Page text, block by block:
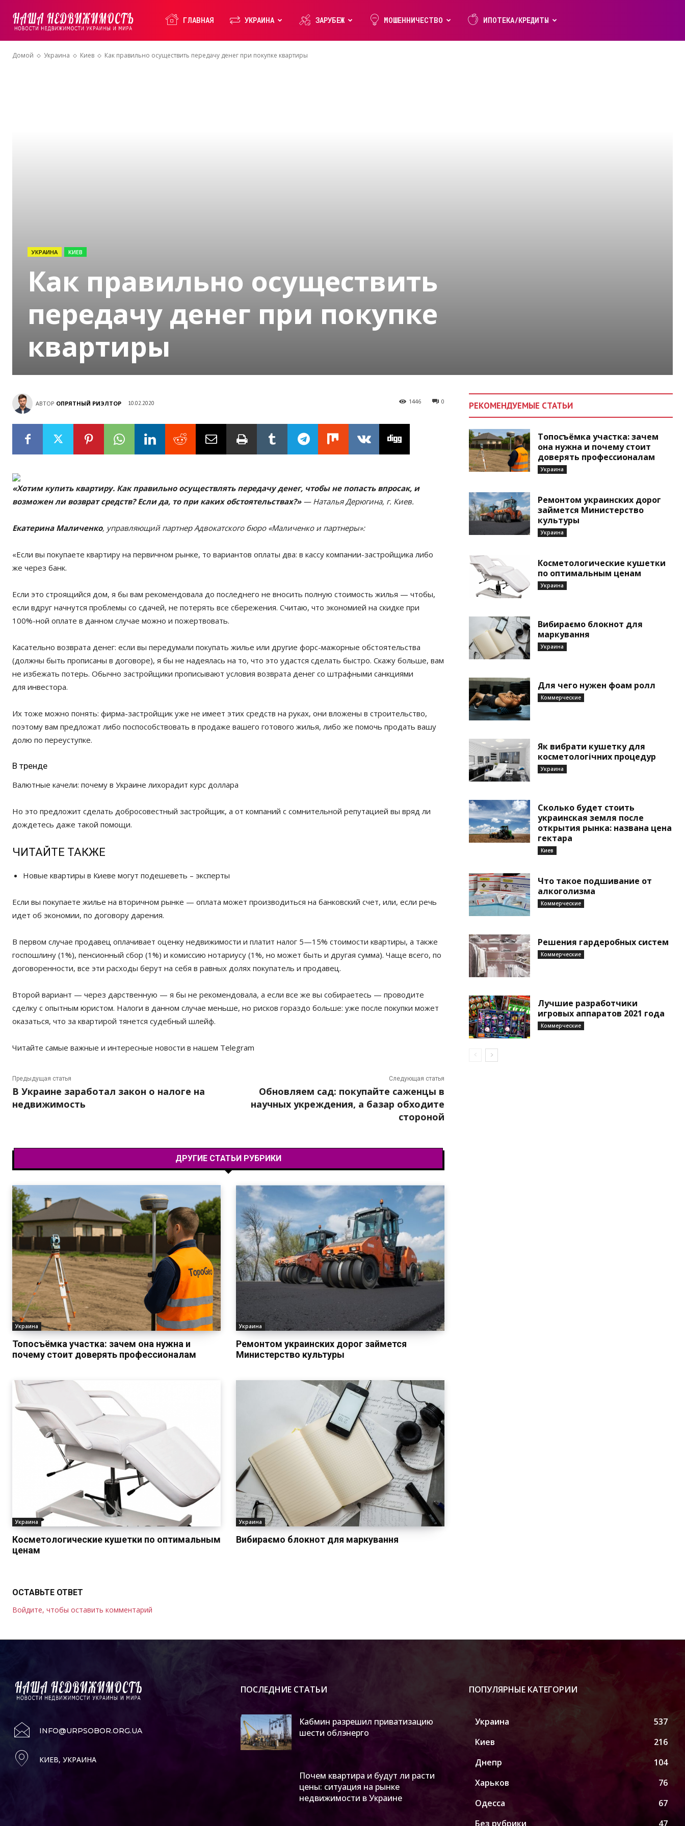
Недвижимость
ГЛАВНАЯ УКРАИНА ЗАРУБЕЖ МОШЕННИЧЕСТВО ИПОТЕКА/КРЕДИТЫ
Домой Украина Киев Как правильно осуществить передачу денег при покупке квартиры
УКРАИНА КИЕВ
Как правильно осуществить
передачу денег при покупке
квартиры
АВТОР ОПРЯТНЫЙ РИЭЛТОР 10.02.2020 0
1446
«Хотим купить квартиру. Как правильно осуществлять передачу денег, чтобы не попасть впросак, и
возможен ли возврат средств? Если да, то при каких обстоятельствах?»— Наталья Дерюгина, г. Киев.
Екатерина Маличенко, управляющий партнер Адвокатского бюро «Маличенко и партнеры»:
«Если вы покупаете квартиру на первичном рынке, то вариантов оплаты два: в кассу компании-застройщика либо
же через банк.
Если это строящийся дом, я бы вам рекомендовала до последнего не вносить полную стоимость жилья — чтобы,
если вдруг начнутся проблемы со сдачей, не потерять все сбережения. Считаю, что экономией на скидке при
100%-ной оплате в данном случае можно и пожертвовать.
Касательно возврата денег: если вы передумали покупать жилье или другие форс-мажорные обстоятельства
(должны быть прописаны в договоре), я бы не надеялась на то, что это удастся сделать быстро. Скажу больше, вам
не избежать потерь. Обычно застройщики прописывают условия возврата денег со штрафными санкциями
для инвестора.
Их тоже можно понять: фирма-застройщик уже не имеет этих средств на руках, они вложены в строительство,
поэтому вам предложат либо поспособствовать в продаже вашего готового жилья, либо же помочь продать вашу
долю по переуступке.
В тренде
Валютные качели: почему в Украине лихорадит курс доллара
Но это предложит сделать добросовестный застройщик, а от компаний с сомнительной репутацией вы вряд ли
дождетесь даже такой помощи.
ЧИТАЙТЕ ТАКЖЕ
Новые квартиры в Киеве могут подешеветь – эксперты
Если вы покупаете жилье на вторичном рынке — оплата может производиться на банковский счет, или, если речь
идет об экономии, по договору дарения.
В первом случае продавец оплачивает оценку недвижимости и платит налог 5—15% стоимости квартиры, а также
госпошлину (1%), пенсионный сбор (1%) и комиссию нотариусу (1%, но может быть и другая сумма). Чаще всего, по
договоренности, все эти расходы берут на себя в равных долях покупатель и продавец.
Второй вариант — через дарственную — я бы не рекомендовала, а если все же вы собираетесь — проводите
сделку с опытным юристом. Налоги в данном случае меньше, но рисков гораздо больше: уже после покупки может
оказаться, что за квартирой тянется судебный шлейф.
Читайте самые важные и интересные новости в нашем Telegram
Предыдущая статья
В Украине заработал закон о налоге на
недвижимость
Следующая статья
Обновляем сад: покупайте саженцы в
научных укреждения, а базар обходите
стороной
ДРУГИЕ СТАТЬИ РУБРИКИ
Украина
Топосъёмка участка: зачем она нужна и
почему стоит доверять профессионалам
Украина
Ремонтом украинских дорог займется
Министерство культуры
Украина
Косметологические кушетки по оптимальным
ценам
Украина
Вибираємо блокнот для маркування
ОСТАВЬТЕ ОТВЕТ
Войдите, чтобы оставить комментарий
РЕКОМЕНДУЕМЫЕ СТАТЬИ
Топосъёмка участка: зачем
она нужна и почему стоит
доверять профессионалам
Украина
Ремонтом украинских дорог
займется Министерство
культуры
Украина
Косметологические кушетки
по оптимальным ценам
Украина
Вибираємо блокнот для
маркування
Украина
Для чего нужен фоам ролл
Коммерческие
Як вибрати кушетку для
косметологічних процедур
Украина
Сколько будет стоить
украинская земля после
открытия рынка: названа цена
гектара
Киев
Что такое подшивание от
алкоголизма
Коммерческие
Решения гардеробных систем
Коммерческие
Лучшие разработчики
игровых аппаратов 2021 года
Коммерческие
INFO@URPSOBOR.ORG.UA
КИЕВ, УКРАИНА
ПОСЛЕДНИЕ СТАТЬИ
Кабмин разрешил приватизацию
шести облэнерго
Почем квартира и будут ли расти
цены: ситуация на рынке
недвижимости в Украине
ПОПУЛЯРНЫЕ КАТЕГОРИИ
Украина
537
Киев
216
Днепр
104
Харьков
76
Одесса
67
Без рубрики
47